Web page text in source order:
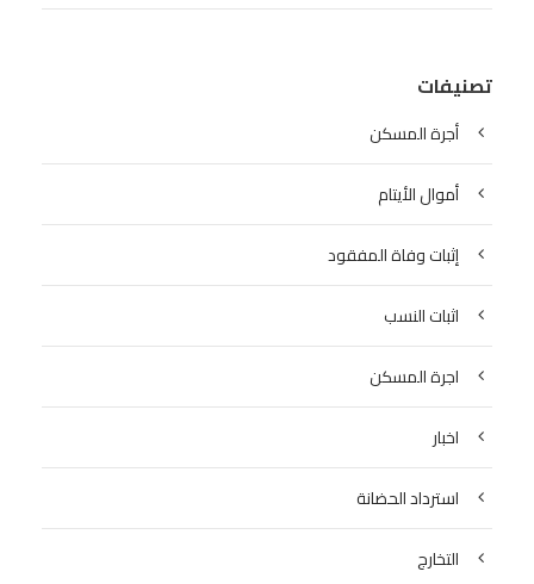
تصنيفات
أجرة المسكن
أموال الأيتام
إثبات وفاة المفقود
اثبات النسب
اجرة المسكن
اخبار
استرداد الحضانة
التخارج